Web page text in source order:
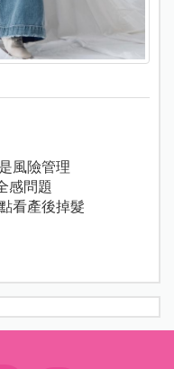
風險管理
感問題
看產後掉髮